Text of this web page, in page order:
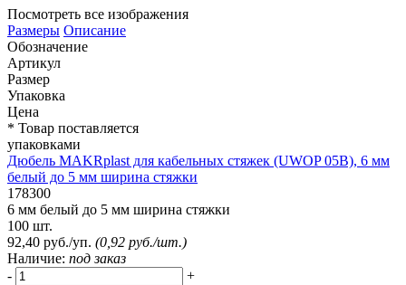
Посмотреть все изображения
Размеры Описание
Обозначение
Артикул
Размер
Упаковка
Цена
* Товар поставляется
упаковками
Дюбель MAKRplast для кабельных стяжек (UWOP 05B), 6 мм
белый до 5 мм ширина стяжки
178300
6 мм белый до 5 мм ширина стяжки
100 шт.
92,40 руб./уп. (0,92 руб./шт.)
Наличие: под заказ
-
+